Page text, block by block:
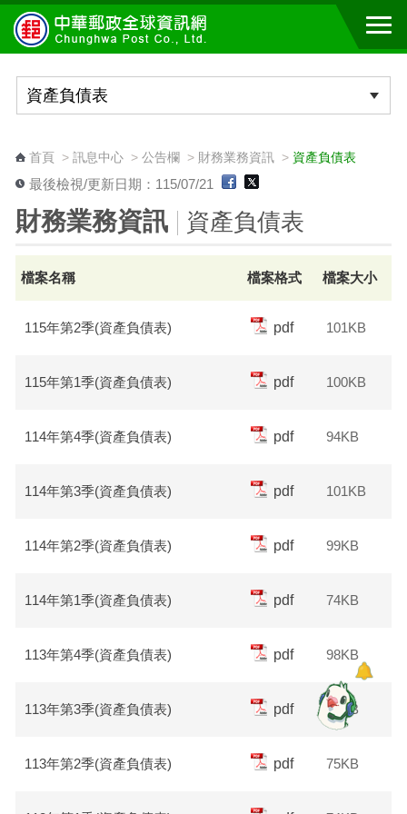
跳到主要內容區塊
首頁> 訊息中心> 公告欄 > 財務業務資訊> 資產負債表
最後檢視/更新日期：115/07/21
財務業務資訊 資產負債表
檔案名稱 檔案格式 檔案大小
115年第2季(資產負債表) pdf 101KB
115年第1季(資產負債表) pdf 100KB
114年第4季(資產負債表) pdf 94KB
114年第3季(資產負債表) pdf 101KB
114年第2季(資產負債表) pdf 99KB
114年第1季(資產負債表) pdf 74KB
113年第4季(資產負債表) pdf 98KB
113年第3季(資產負債表) pdf 76KB
113年第2季(資產負債表) pdf 75KB